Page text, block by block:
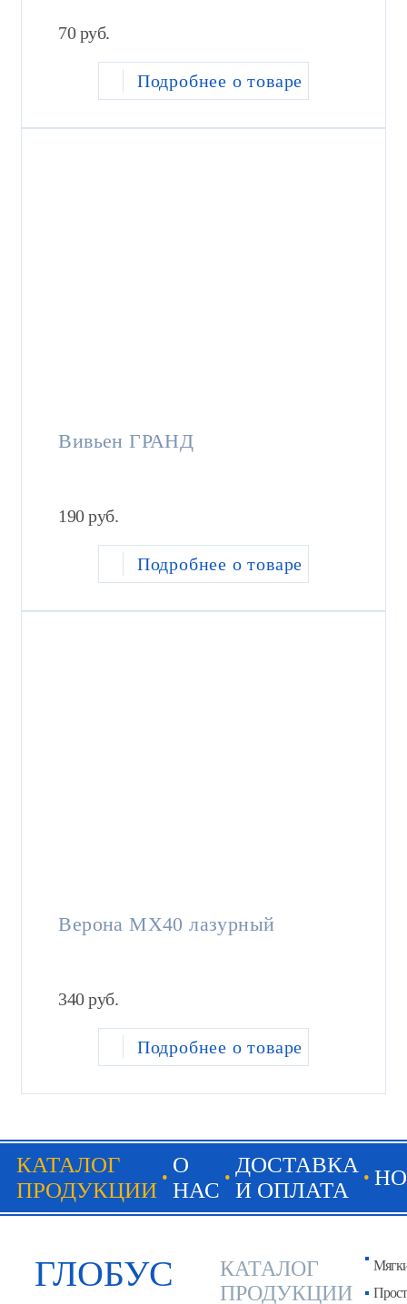
70руб.
Подробнее о товаре
Вивьен ГРАНД
190руб.
Подробнее о товаре
Верона MX40 лазурный
340руб.
Подробнее о товаре
КАТАЛОГ
ПРОДУКЦИИ
О
НАС
ДОСТАВКА
И ОПЛАТА
ГЛОБУС
КАТАЛОГ
ПРОДУКЦИИ